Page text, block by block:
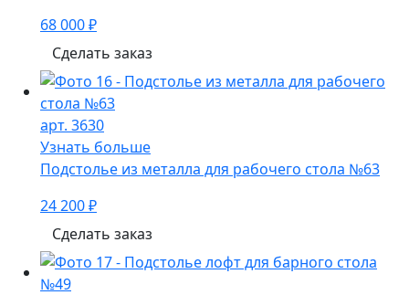
68 000 ₽
Сделать заказ
арт. 3630
Узнать больше
Подстолье из металла для рабочего стола №63
24 200 ₽
Сделать заказ